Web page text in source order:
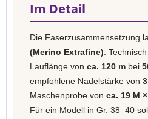
Im Detail
Die Faserzusammensetzung
(Merino Extrafine) .
Lauflänge von ca. 120 m bei
empfohlene Nadelstärke von
Maschenprobe von ca. 19 M
Für ein Modell in Gr. 38–40